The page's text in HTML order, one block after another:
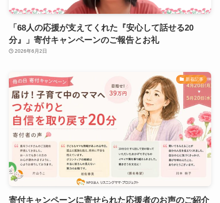
「68人の応援が支えてくれた『安心して話せる20
分』」寄付キャンペーンのご報告とお礼
2026年6月2日
新着記事
寄付キャンペーンに寄せられた応援者のお声のご紹介